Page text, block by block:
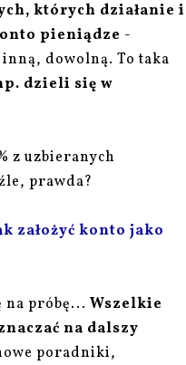
których działanie i
pieniądze -
dowolną. To taka
dzieli się w
z uzbieranych
prawda?
założyć konto jako
na próbę... Wszelkie
na dalszy
poradniki,